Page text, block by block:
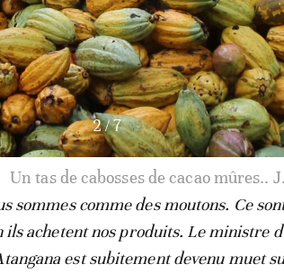
3/7
pour en extraire les fèves de cacao.
sommes comme des moutons. Ce
ils achetent nos produits. Le ministre
est subitement devenu muet